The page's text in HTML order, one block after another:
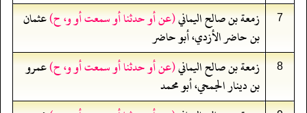
7 زمعة بن صالح اليماني(عن أو حدثنا أو سمعت أو و، ح)عثمان
بن حاضر الأزدي، أبو حاضر
8 زمعة بن صالح اليماني(عن أو حدثنا أو سمعت أو و، ح)عمرو
بن دينار الجمحي، أبو محمد